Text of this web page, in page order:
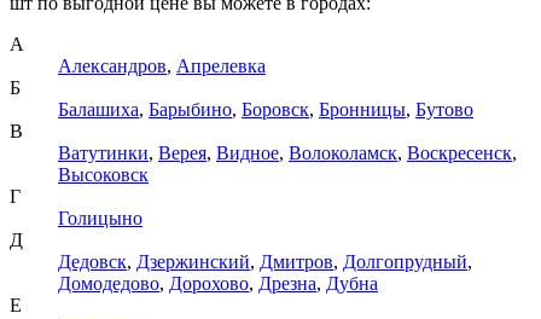
А
Александров, Апрелевка
Б
Балашиха, Барыбино, Боровск, Бронницы, Бутово
В
Ватутинки, Верея, Видное, Волоколамск, Воскресенск,
Высоковск
Г
Голицыно
Д
Дедовск, Дзержинский, Дмитров, Долгопрудный,
Домодедово, Дорохово, Дрезна, Дубна
Е